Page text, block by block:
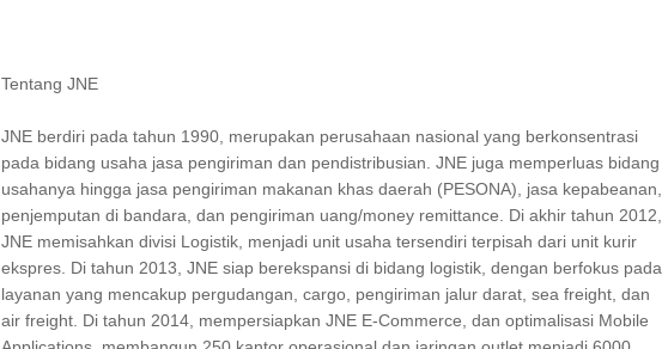
Tentang JNE
JNE berdiri pada tahun 1990, merupakan perusahaan nasional yang berkonsentrasi
pada bidang usaha jasa pengiriman dan pendistribusian. JNE juga memperluas bidang
usahanya hingga jasa pengiriman makanan khas daerah (PESONA), jasa kepabeanan,
penjemputan di bandara, dan pengiriman uang/money remittance. Di akhir tahun 2012,
JNE memisahkan divisi Logistik, menjadi unit usaha tersendiri terpisah dari unit kurir
ekspres. Di tahun 2013, JNE siap berekspansi di bidang logistik, dengan berfokus pada
layanan yang mencakup pergudangan, cargo, pengiriman jalur darat, sea freight, dan
air freight. Di tahun 2014, mempersiapkan JNE E-Commerce, dan optimalisasi Mobile